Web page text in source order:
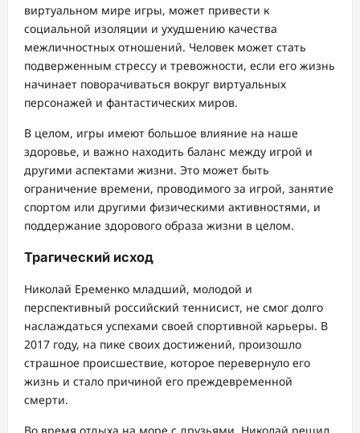
виртуальном мире игры, может привести к
социальной изоляции и ухудшению качества
межличностных отношений. Человек может стать
подверженным стрессу и тревожности, если его жизнь
начинает поворачиваться вокруг виртуальных
персонажей и фантастических миров.
В целом, игры имеют большое влияние на наше
здоровье, и важно находить баланс между игрой и
другими аспектами жизни. Это может быть
ограничение времени, проводимого за игрой, занятие
спортом или другими физическими активностями, и
поддержание здорового образа жизни в целом.
Трагический исход
Николай Еременко младший, молодой и
перспективный российский теннисист, не смог долго
наслаждаться успехами своей спортивной карьеры. В
2017 году, на пике своих достижений, произошло
страшное происшествие, которое перевернуло его
жизнь и стало причиной его преждевременной
смерти.